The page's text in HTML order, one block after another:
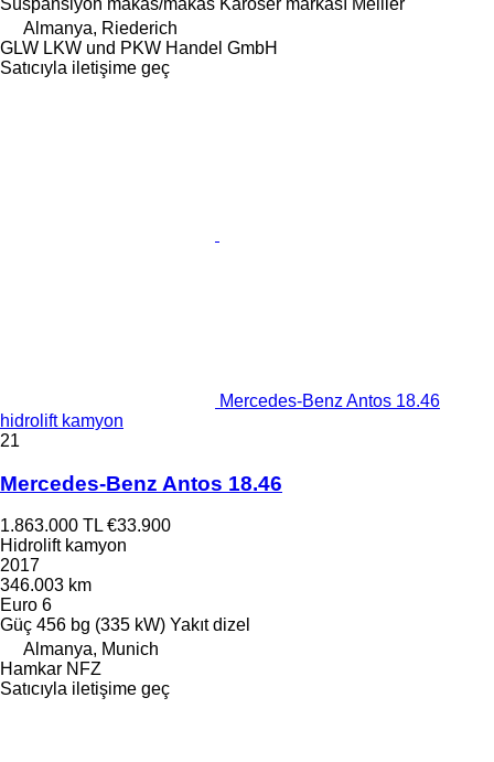
Süspansiyon makas/makas Karoser markası
Meiller
Almanya, Riederich
GLW LKW und PKW Handel GmbH
Satıcıyla iletişime geç
Mercedes-Benz Antos 18.46
hidrolift kamyon
21
Mercedes-Benz Antos 18.46
1.863.000 TL €33.900
Hidrolift kamyon
2017
346.003 km
Euro 6
Güç 456 bg (335 kW) Yakıt dizel
Almanya, Munich
Hamkar NFZ
Satıcıyla iletişime geç